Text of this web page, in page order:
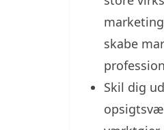
skabe
Skil dig